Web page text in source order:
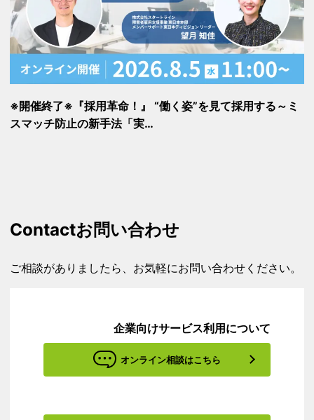
※開催終了※『採用革命！』 “働く姿”を見て採用する～ミ
スマッチ防止の新手法「実…
Contactお問い合わせ
ご相談がありましたら、お気軽にお問い合わせください。
企業向けサービス利用について
オンライン相談はこちら